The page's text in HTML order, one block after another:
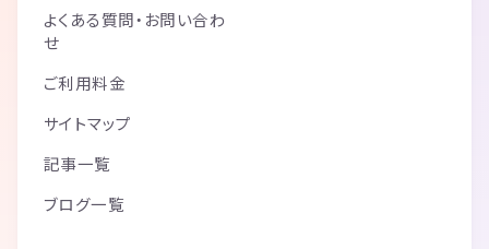
よくある質問・お問い合わ
せ
ご利用料金
サイトマップ
記事一覧
ブログ一覧